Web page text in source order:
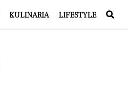
KULINARIA LIFESTYLE